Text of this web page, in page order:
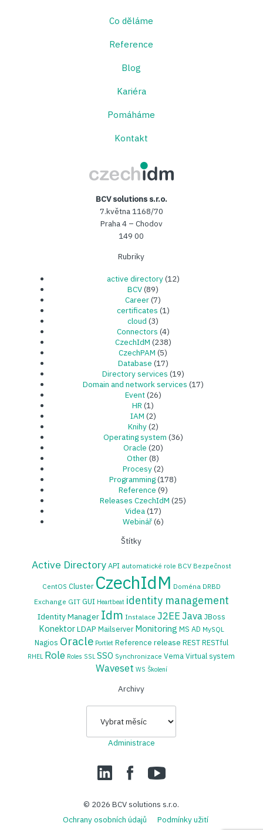
Co děláme
Reference
Blog
Kariéra
Pomáháme
Kontakt
BCV solutions s.r.o.
7.května 1168/70
Praha 4 – Chodov
149 00
Rubriky
active directory(12)
BCV(89)
Career(7)
certificates (1)
cloud (3)
Connectors (4)
CzechIdM (238)
CzechPAM (5)
Database (17)
Directory services (19)
Domain and network services (17)
Event(26)
HR (1)
IAM (2)
Knihy(2)
Operating system (36)
Oracle (20)
Other(8)
Procesy(2)
Programming(178)
Reference (9)
Releases CzechIdM (25)
Videa(17)
Webinář(6)
Štítky
Active DirectoryAPI automatické role BCV Bezpečnost
CentOS Cluster CzechIdM Doména DRBD
Exchange GIT GUI Heartbeat identity management
Identity Manager Idm Instalace J2EEJavaJBoss
KonektorLDAP Mailserver Monitoring MS AD MySQL
Nagios Oracle Portlet Reference release RESTRESTful
RHEL Role Roles SSL SSO Synchronizace Vema Virtual system
Waveset WS Školení
Archivy
Archivy
Administrace
LinedIn Facebook
© 2026BCV solutions s.r.o.
Ochrany osobních údajů
Podmínky užití